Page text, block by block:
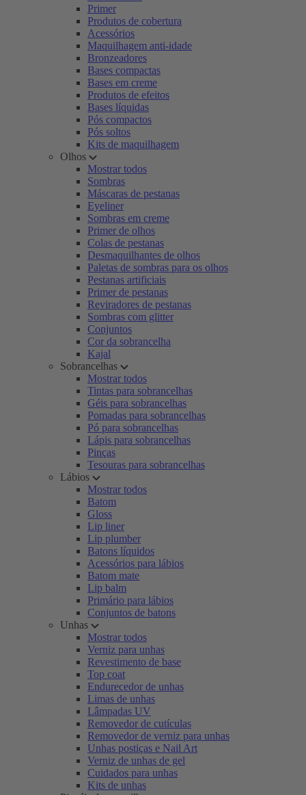
Primer
Produtos de cobertura
Acessórios
Maquilhagem anti-idade
Bronzeadores
Bases compactas
Bases em creme
Produtos de efeitos
Bases líquidas
Pós compactos
Pós soltos
Kits de maquilhagem
Olhos
Mostrar todos
Sombras
Máscaras de pestanas
Eyeliner
Sombras em creme
Primer de olhos
Colas de pestanas
Desmaquilhantes de olhos
Paletas de sombras para os olhos
Pestanas artificiais
Primer de pestanas
Reviradores de pestanas
Sombras com glitter
Conjuntos
Cor da sobrancelha
Kajal
Sobrancelhas
Mostrar todos
Tintas para sobrancelhas
Géis para sobrancelhas
Pomadas para sobrancelhas
Pó para sobrancelhas
Lápis para sobrancelhas
Pinças
Tesouras para sobrancelhas
Lábios
Mostrar todos
Batom
Gloss
Lip liner
Lip plumber
Batons líquidos
Acessórios para lábios
Batom mate
Lip balm
Primário para lábios
Conjuntos de batons
Unhas
Mostrar todos
Verniz para unhas
Revestimento de base
Top coat
Endurecedor de unhas
Limas de unhas
Lâmpadas UV
Removedor de cutículas
Removedor de verniz para unhas
Unhas postiças e Nail Art
Verniz de unhas de gel
Cuidados para unhas
Kits de unhas